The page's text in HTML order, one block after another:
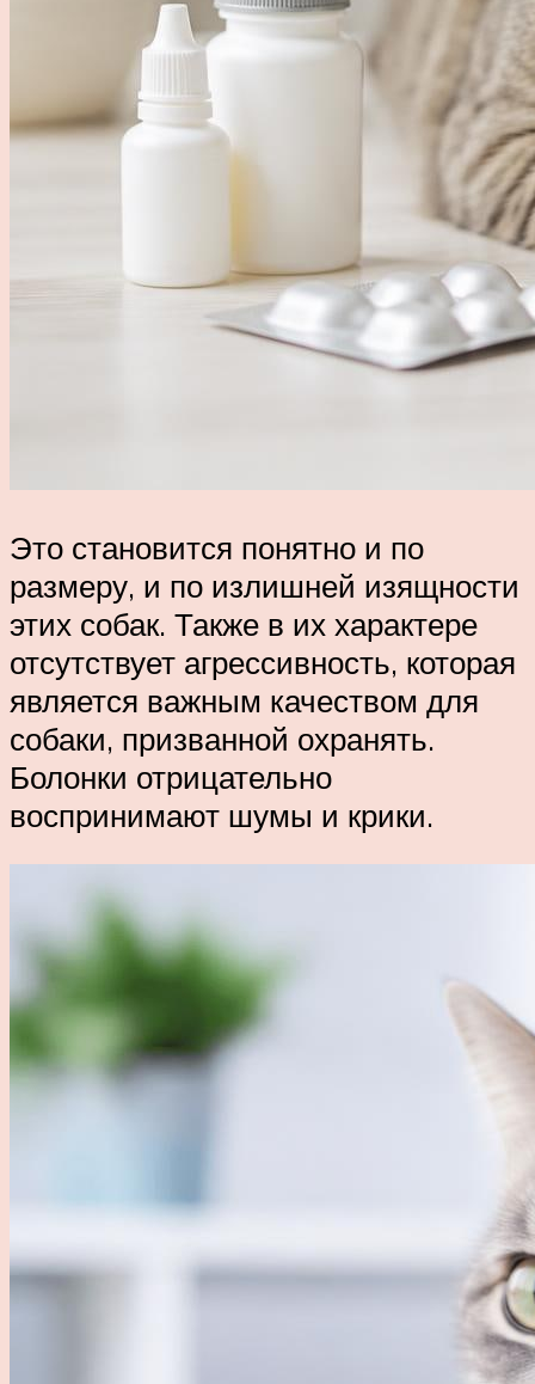
Это становится понятно и по
размеру, и по излишней изящности
этих собак. Также в их характере
отсутствует агрессивность, которая
является важным качеством для
собаки, призванной охранять.
Болонки отрицательно
воспринимают шумы и крики.